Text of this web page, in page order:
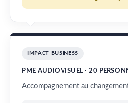
IMPACT BUSINESS
PME AUDIOVISUEL · 20
Accompagnement au